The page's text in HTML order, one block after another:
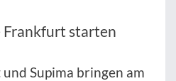
Frankfurt starten
Supima bringen am